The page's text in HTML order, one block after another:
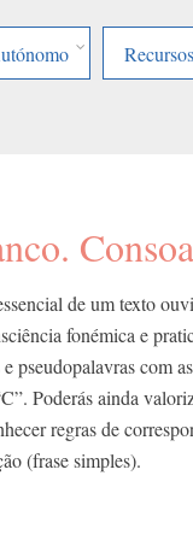
Recursos
de um texto
fonémica e
pseudopalavras com
Poderás ainda
regras de
(frase simples).